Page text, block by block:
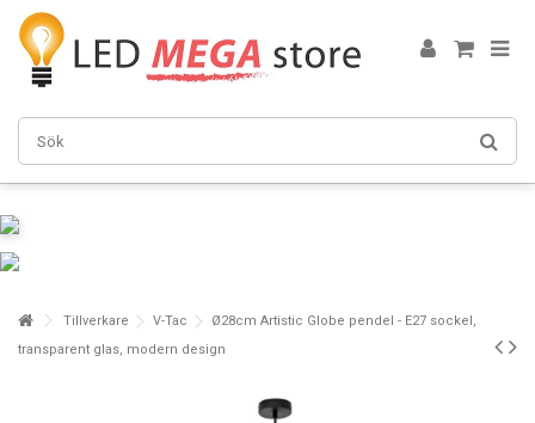
Tillverkare V-Tac
Ø28cm Artistic Globe pendel - E27 sockel,
transparent glas, modern design